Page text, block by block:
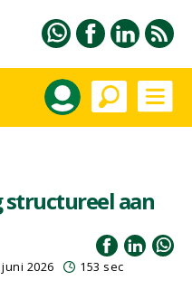
aan
2026 153 sec